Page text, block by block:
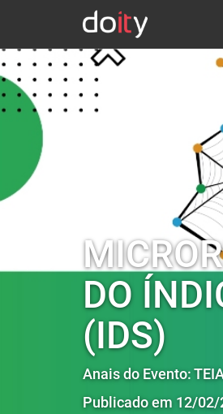
DO
(IDS)
Anais do Evento:
Publicado em 12/